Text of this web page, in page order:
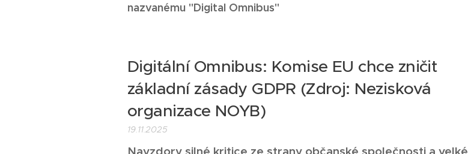
nazvanému "Digital Omnibus"
Digitální Omnibus: Komise EU chce zničit
základní zásady GDPR (Zdroj: Nezisková
organizace NOYB)
19.11.2025
Navzdory silné kritice ze strany občanské společnosti a velké